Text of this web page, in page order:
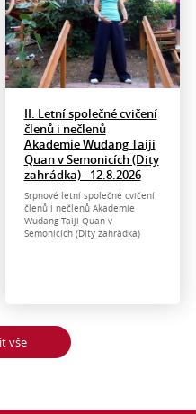
II. Letní společné cvičení
členů i nečlenů
Akademie Wudang Taiji
Quan v Semonicích (Dity
zahrádka) - 12.8.2026
Srpnové letní společné cvičení
členů i nečlenů Akademie
Wudang Taiji Quan v
Semonicích (Dity zahrádka)
vše